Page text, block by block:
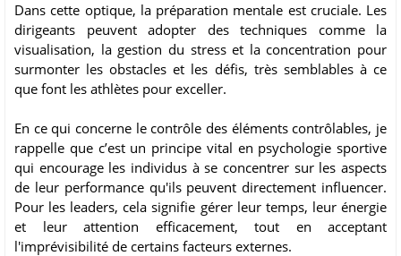
Dans cette optique, la préparation mentale est cruciale. Les
dirigeants peuvent adopter des techniques comme la
visualisation, la gestion du stress et la concentration pour
surmonter les obstacles et les défis, très semblables à ce
que font les athlètes pour exceller.
En ce qui concerne le contrôle des éléments contrôlables, je
rappelle que c’est un principe vital en psychologie sportive
qui encourage les individus à se concentrer sur les aspects
de leur performance qu'ils peuvent directement influencer.
Pour les leaders, cela signifie gérer leur temps, leur énergie
et leur attention efficacement, tout en acceptant
l'imprévisibilité de certains facteurs externes.